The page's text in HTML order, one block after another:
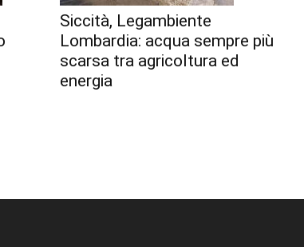
Siccità, Legambiente
Lombardia: acqua sempre più
scarsa tra agricoltura ed
energia